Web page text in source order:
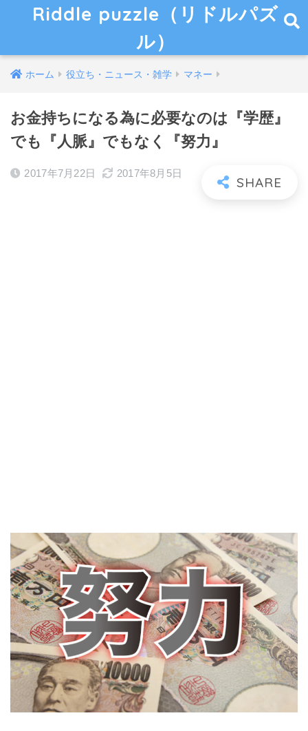
Riddle puzzle（リドルパズ
ル）
ホーム 役立ち・ニュース・雑学 マネー
お金持ちになる為に必要なのは『学歴』
でも『人脈』でもなく『努力』
2017年7月22日 2017年8月5日